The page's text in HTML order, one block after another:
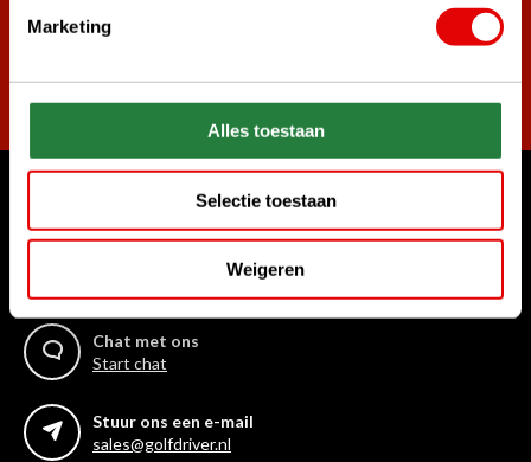
Marketing
Alles toestaan
Selectie toestaan
Weigeren
Abonneer
Chat met ons
Start chat
Stuur ons een e-mail
sales@golfdriver.nl